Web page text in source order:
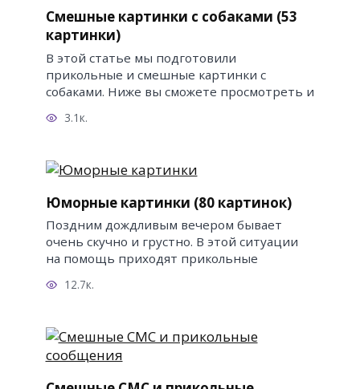
Смешные картинки с собаками (53
картинки)
В этой статье мы подготовили
прикольные и смешные картинки с
собаками. Ниже вы сможете просмотреть и
3.1к.
Юморные картинки (80 картинок)
Поздним дождливым вечером бывает
очень скучно и грустно. В этой ситуации
на помощь приходят прикольные
12.7к.